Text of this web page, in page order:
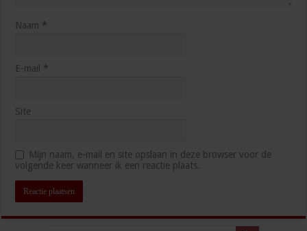
Naam *
E-mail *
Site
Mijn naam, e-mail en site opslaan in deze browser voor de
volgende keer wanneer ik een reactie plaats.